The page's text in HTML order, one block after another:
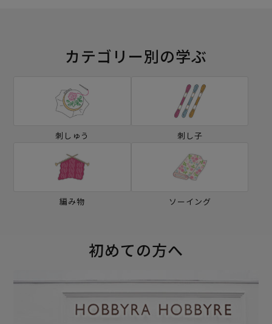
カテゴリー別の学ぶ
刺しゅう 刺し子
編み物 ソーイング
初めての方へ